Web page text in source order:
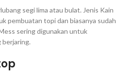
segi lima atau bulat. Jenis Kain
pembuatan topi dan biasanya sudah
sering digunakan untuk
berjaring.